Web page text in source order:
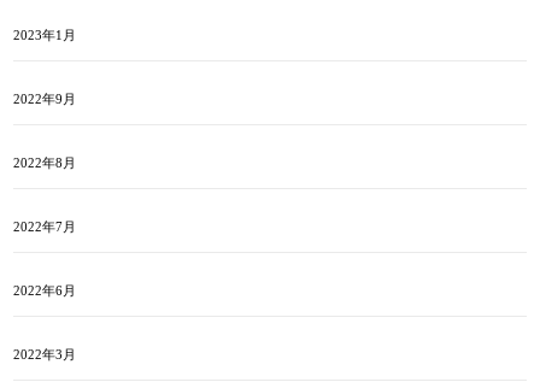
2023年1月
2022年9月
2022年8月
2022年7月
2022年6月
2022年3月